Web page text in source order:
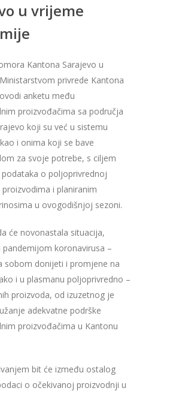
u vrijeme
Kantona Sarajevo u
privrede Kantona
anketu među
proizvođačima sa područja
koji su već u sistemu
i onima koji se bave
za svoje potrebe, s ciljem
o poljoprivrednoj
i planiranim
u ovogodišnjoj sezoni.
će novonastala situacija,
pandemijom koronavirusa –
sobom donijeti i promjene na
i u plasmanu poljoprivredno –
proizvoda, od izuzetnog je
adekvatne podrške
proizvođačima u Kantonu
bit će između ostalog
o očekivanoj proizvodnji u